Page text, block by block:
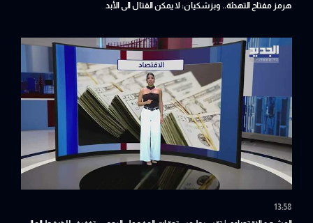
هرمز مفتاح التهدئة.. وبزشكيان: لا يمكن القتال الى الأبد
13:58